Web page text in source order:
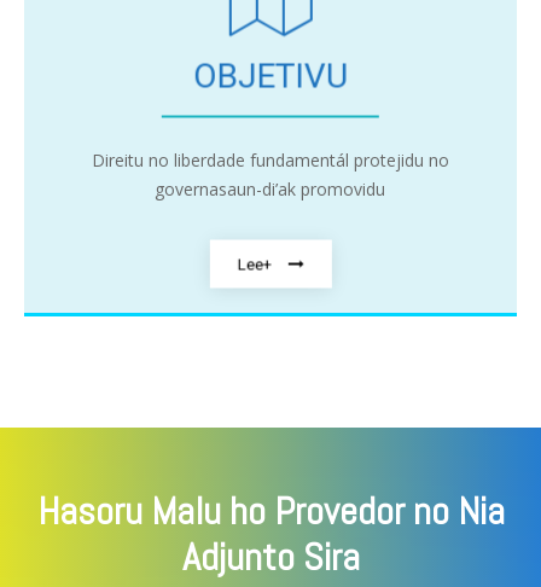
OBJETIVU
Direitu no liberdade fundamentál protejidu no
governasaun-di’ak promovidu
Lee+
Hasoru Malu ho Provedor no Nia
Adjunto Sira